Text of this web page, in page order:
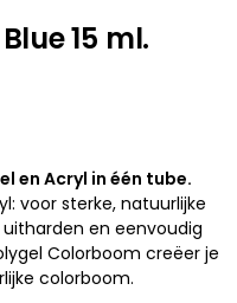
15 ml.
en Acryl in één tube.
voor sterke, natuurlijke
en eenvoudig
Colorboom creëer je
colorboom.